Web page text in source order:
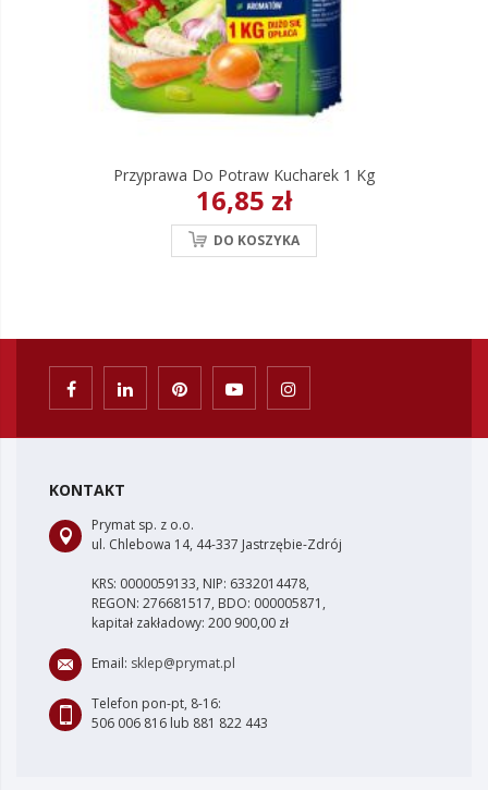
Przyprawa Do Potraw Kucharek 1 Kg
16,85 zł
DO KOSZYKA
KONTAKT
Prymat sp. z o.o.
ul. Chlebowa 14, 44-337 Jastrzębie-Zdrój
KRS: 0000059133, NIP: 6332014478,
REGON: 276681517, BDO: 000005871,
kapitał zakładowy: 200 900,00 zł
Email: sklep@prymat.pl
Telefon pon-pt, 8-16:
506 006 816 lub 881 822 443